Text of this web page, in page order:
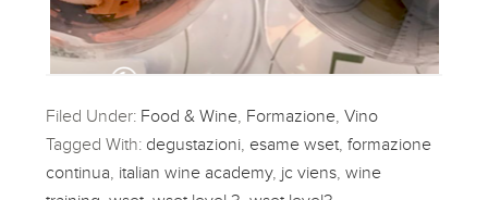
Filed Under: Food & Wine Formazione ,Vino
Tagged With: degustazioni esame wset ,formazione
continua italian wine academy, jc viens ,wine